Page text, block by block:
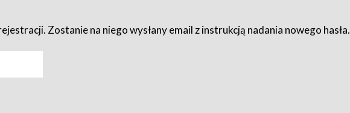
Zostanie na niego wysłany email z instrukcją nadania nowego hasła.